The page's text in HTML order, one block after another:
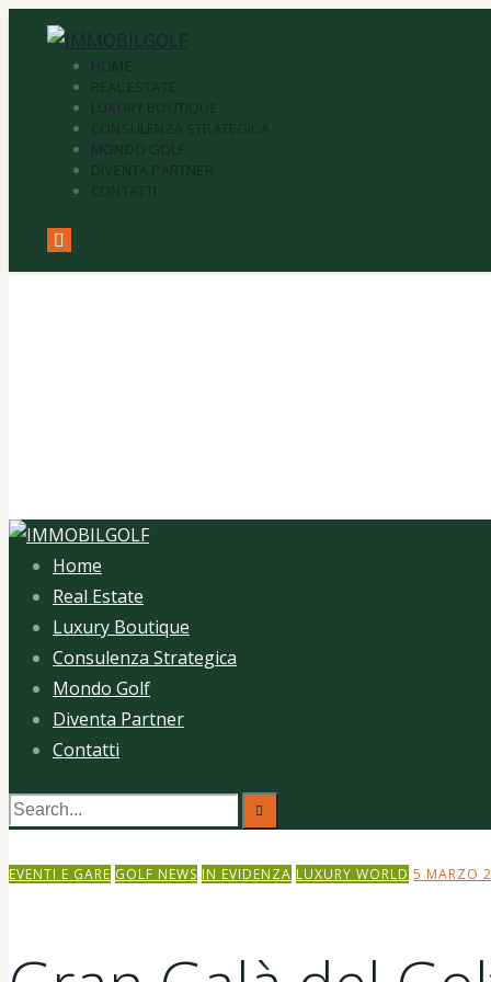
HOME
REAL ESTATE
LUXURY BOUTIQUE
CONSULENZA STRATEGICA
MONDO GOLF
DIVENTA PARTNER
CONTATTI
Home
Real Estate
Luxury Boutique
Consulenza Strategica
Mondo Golf
Diventa Partner
Contatti
EVENTI E GARE GOLF NEWS IN EVIDENZA LUXURY WORLD 5 MARZO